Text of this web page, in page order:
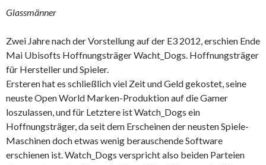
Glassmänner
Zwei Jahre nach der Vorstellung auf der E3 2012, erschien Ende
Mai Ubisofts Hoffnungsträger Wacht_Dogs. Hoffnungsträger
für Hersteller und Spieler.
Ersteren hat es schließlich viel Zeit und Geld gekostet, seine
neuste Open World Marken-Produktion auf die Gamer
loszulassen, und für Letztere ist Watch_Dogs ein
Hoffnungsträger, da seit dem Erscheinen der neusten Spiele-
Maschinen doch etwas wenig berauschende Software
erschienen ist. Watch_Dogs verspricht also beiden Parteien